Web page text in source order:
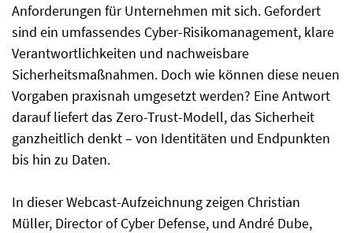
Anforderungen für Unternehmen mit sich. Gefordert
sind ein umfassendes Cyber-Risikomanagement, klare
Verantwortlichkeiten und nachweisbare
Sicherheitsmaßnahmen. Doch wie können diese neuen
Vorgaben praxisnah umgesetzt werden? Eine Antwort
darauf liefert das Zero-Trust-Modell, das Sicherheit
ganzheitlich denkt – von Identitäten und Endpunkten
bis hin zu Daten.
In dieser Webcast-Aufzeichnung zeigen Christian
Müller, Director of Cyber Defense, und André Dube,